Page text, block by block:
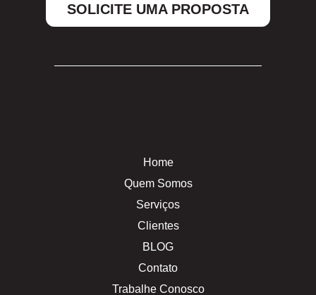
SOLICITE UMA PROPOSTA
Home
Quem Somos
Serviços
Clientes
BLOG
Contato
Trabalhe Conosco